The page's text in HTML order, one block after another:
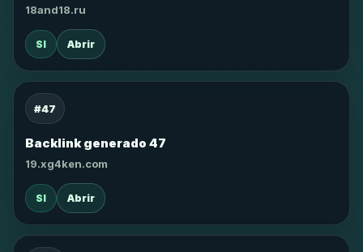
18and18.ru
SI Abrir
#47
Backlink generado 47
19.xg4ken.com
SI Abrir